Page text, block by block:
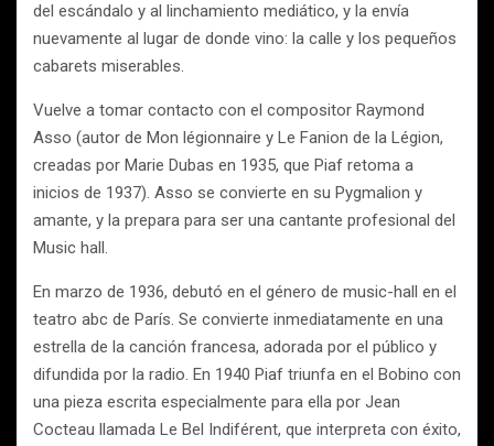
del escándalo y al linchamiento mediático, y la envía
nuevamente al lugar de donde vino: la calle y los pequeños
cabarets miserables.
Vuelve a tomar contacto con el compositor Raymond
Asso (autor de Mon légionnaire y Le Fanion de la Légion,
creadas por Marie Dubas en 1935, que Piaf retoma a
inicios de 1937). Asso se convierte en su Pygmalion y
amante, y la prepara para ser una cantante profesional del
Music hall.
En marzo de 1936, debutó en el género de music-hall en el
teatro abc de París. Se convierte inmediatamente en una
estrella de la canción francesa, adorada por el público y
difundida por la radio. En 1940 Piaf triunfa en el Bobino con
una pieza escrita especialmente para ella por Jean
Cocteau llamada Le Bel Indiférent, que interpreta con éxito,